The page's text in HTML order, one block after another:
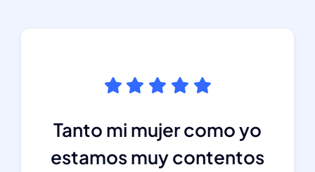
Tanto mi mujer como yo
estamos muy contentos